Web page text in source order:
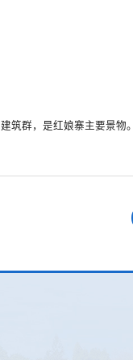
筑群，是红娘寨主要景物。